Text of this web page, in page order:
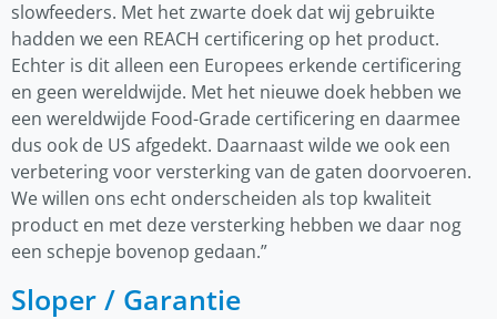
slowfeeders. Met het zwarte doek dat wij gebruikte
hadden we een REACH certificering op het product.
Echter is dit alleen een Europees erkende certificering
en geen wereldwijde. Met het nieuwe doek hebben we
een wereldwijde Food-Grade certificering en daarmee
dus ook de US afgedekt. Daarnaast wilde we ook een
verbetering voor versterking van de gaten doorvoeren.
We willen ons echt onderscheiden als top kwaliteit
product en met deze versterking hebben we daar nog
een schepje bovenop gedaan.”
Sloper / Garantie